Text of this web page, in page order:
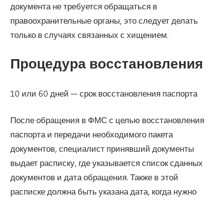
документа не требуется обращаться в
правоохранительные органы, это следует делать
только в случаях связанных с хищением.
Процедура восстановления
10 или 60 дней — срок восстановления паспорта
После обращения в ФМС с целью восстановления
паспорта и передачи необходимого пакета
документов, специалист принявший документы
выдает расписку, где указывается список сданных
документов и дата обращения. Также в этой
расписке должна быть указана дата, когда нужно